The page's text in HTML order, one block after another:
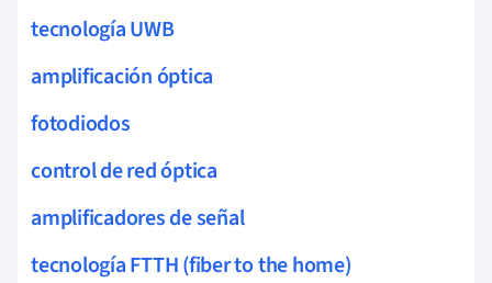
tecnología UWB
amplificación óptica
fotodiodos
control de red óptica
amplificadores de señal
tecnología FTTH (fiber to the home)